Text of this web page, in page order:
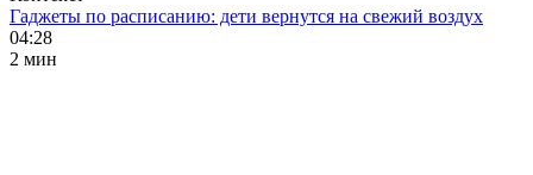
Гаджеты по расписанию: дети вернутся на свежий воздух
04:28
2 мин